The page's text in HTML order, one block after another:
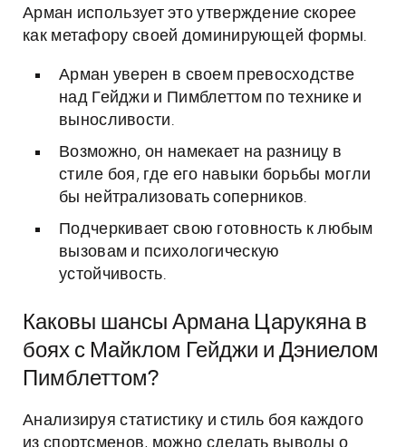
Арман использует это утверждение скорее
как метафору своей доминирующей формы.
Арман уверен в своем превосходстве
над Гейджи и Пимблеттом по технике и
выносливости.
Возможно, он намекает на разницу в
стиле боя, где его навыки борьбы могли
бы нейтрализовать соперников.
Подчеркивает свою готовность к любым
вызовам и психологическую
устойчивость.
Каковы шансы Армана Царукяна в
боях с Майклом Гейджи и Дэниелом
Пимблеттом?
Анализируя статистику и стиль боя каждого
из спортсменов, можно сделать выводы о